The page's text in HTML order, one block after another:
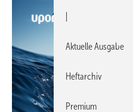
Aktuelle Ausgabe
Heftarchiv
Premium